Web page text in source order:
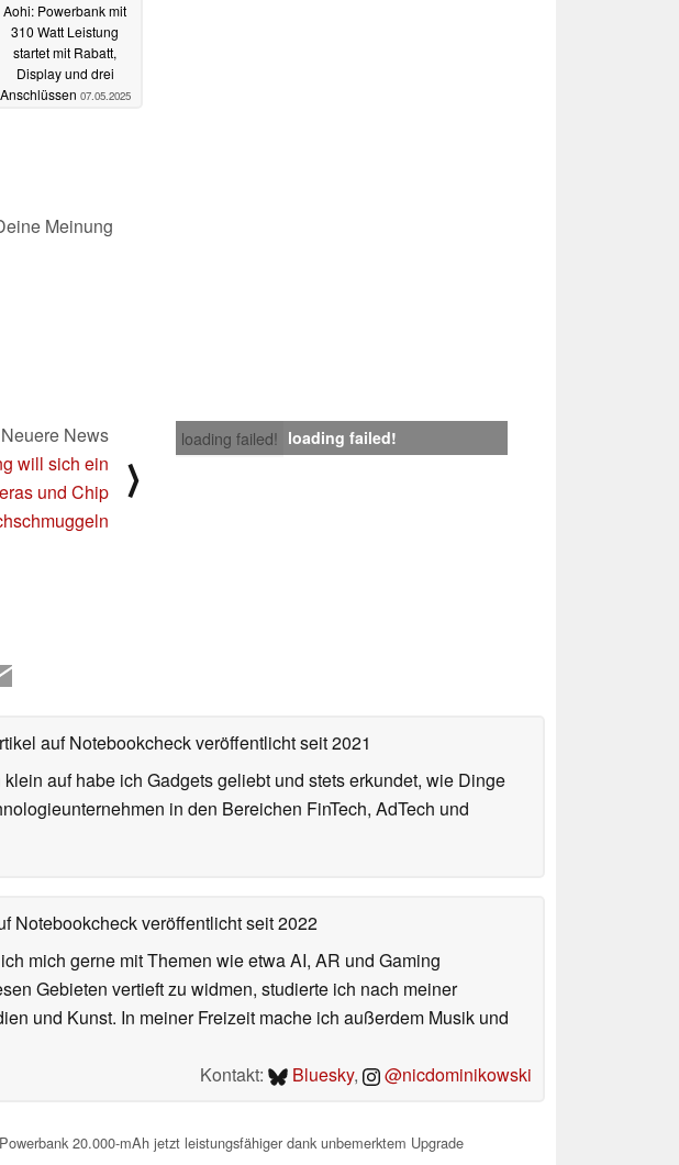
Aohi: Powerbank mit
310 Watt Leistung
startet mit Rabatt,
Display und drei
Anschlüssen 07.05.2025
Meinung
loading failed! loading failed!
Neuere News
will sich ein
und Chip
⟩
auf Notebookcheck veröffentlichtseit 2021
auf habe ich Gadgets geliebt und stets erkundet, wie Dinge
in den Bereichen FinTech, AdTech und
Notebookcheck veröffentlichtseit 2022
mich gerne mit Themen wie etwa AI, AR und Gaming
Gebieten vertieft zu widmen, studierte ich nach meiner
und Kunst. In meiner Freizeit mache ich außerdem Musik und
Kontakt:
Bluesky, @nicdominikowski
20.000-mAh jetzt leistungsfähiger dank unbemerktem Upgrade